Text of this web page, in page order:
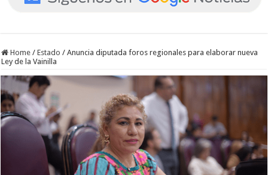
Home / Estado / Anuncia diputada foros regionales para elaborar nueva
Ley de la Vainilla